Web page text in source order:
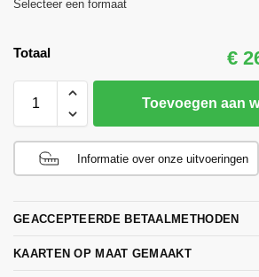
Selecteer een formaat
Totaal €
Toevoegen aan
Informatie over onze uitvoeringen
GEACCEPTEERDE BETAALMETHODEN
KAARTEN OP MAAT GEMAAKT